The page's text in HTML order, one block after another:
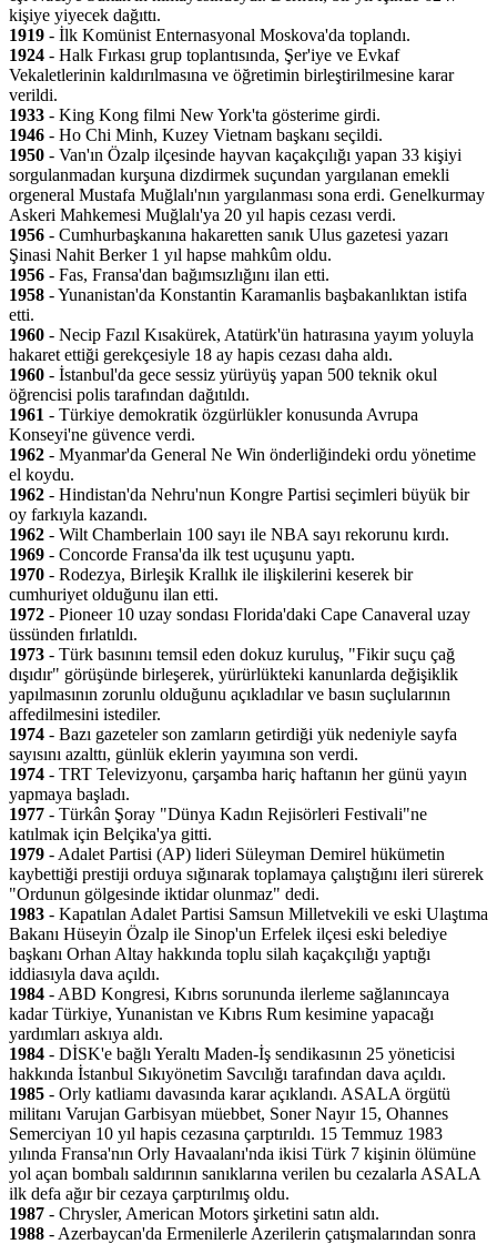
kişiye yiyecek dağıttı.
1919 - İlk Komünist Enternasyonal Moskova'da toplandı.
1924 - Halk Fırkası grup toplantısında, Şer'iye ve Evkaf
Vekaletlerinin kaldırılmasına ve öğretimin birleştirilmesine karar
verildi.
1933 - King Kong filmi New York'ta gösterime girdi.
1946 - Ho Chi Minh, Kuzey Vietnam başkanı seçildi.
1950 - Van'ın Özalp ilçesinde hayvan kaçakçılığı yapan 33 kişiyi
sorgulanmadan kurşuna dizdirmek suçundan yargılanan emekli
orgeneral Mustafa Muğlalı'nın yargılanması sona erdi. Genelkurmay
Askeri Mahkemesi Muğlalı'ya 20 yıl hapis cezası verdi.
1956 - Cumhurbaşkanına hakaretten sanık Ulus gazetesi yazarı
Şinasi Nahit Berker 1 yıl hapse mahkûm oldu.
1956 - Fas, Fransa'dan bağımsızlığını ilan etti.
1958 - Yunanistan'da Konstantin Karamanlis başbakanlıktan istifa
etti.
1960 - Necip Fazıl Kısakürek, Atatürk'ün hatırasına yayım yoluyla
hakaret ettiği gerekçesiyle 18 ay hapis cezası daha aldı.
1960 - İstanbul'da gece sessiz yürüyüş yapan 500 teknik okul
öğrencisi polis tarafından dağıtıldı.
1961 - Türkiye demokratik özgürlükler konusunda Avrupa
Konseyi'ne güvence verdi.
1962 - Myanmar'da General Ne Win önderliğindeki ordu yönetime
el koydu.
1962 - Hindistan'da Nehru'nun Kongre Partisi seçimleri büyük bir
oy farkıyla kazandı.
1962 - Wilt Chamberlain 100 sayı ile NBA sayı rekorunu kırdı.
1969 - Concorde Fransa'da ilk test uçuşunu yaptı.
1970 - Rodezya, Birleşik Krallık ile ilişkilerini keserek bir
cumhuriyet olduğunu ilan etti.
1972 - Pioneer 10 uzay sondası Florida'daki Cape Canaveral uzay
üssünden fırlatıldı.
1973 - Türk basınını temsil eden dokuz kuruluş, "Fikir suçu çağ
dışıdır" görüşünde birleşerek, yürürlükteki kanunlarda değişiklik
yapılmasının zorunlu olduğunu açıkladılar ve basın suçlularının
affedilmesini istediler.
1974 - Bazı gazeteler son zamların getirdiği yük nedeniyle sayfa
sayısını azalttı, günlük eklerin yayımına son verdi.
1974 - TRT Televizyonu, çarşamba hariç haftanın her günü yayın
yapmaya başladı.
1977 - Türkân Şoray "Dünya Kadın Rejisörleri Festivali"ne
katılmak için Belçika'ya gitti.
1979 - Adalet Partisi (AP) lideri Süleyman Demirel hükümetin
kaybettiği prestiji orduya sığınarak toplamaya çalıştığını ileri sürerek
"Ordunun gölgesinde iktidar olunmaz" dedi.
1983 - Kapatılan Adalet Partisi Samsun Milletvekili ve eski Ulaştıma
Bakanı Hüseyin Özalp ile Sinop'un Erfelek ilçesi eski belediye
başkanı Orhan Altay hakkında toplu silah kaçakçılığı yaptığı
iddiasıyla dava açıldı.
1984 - ABD Kongresi, Kıbrıs sorununda ilerleme sağlanıncaya
kadar Türkiye, Yunanistan ve Kıbrıs Rum kesimine yapacağı
yardımları askıya aldı.
1984 - DİSK'e bağlı Yeraltı Maden-İş sendikasının 25 yöneticisi
hakkında İstanbul Sıkıyönetim Savcılığı tarafından dava açıldı.
1985 - Orly katliamı davasında karar açıklandı. ASALA örgütü
militanı Varujan Garbisyan müebbet, Soner Nayır 15, Ohannes
Semerciyan 10 yıl hapis cezasına çarptırıldı. 15 Temmuz 1983
yılında Fransa'nın Orly Havaalanı'nda ikisi Türk 7 kişinin ölümüne
yol açan bombalı saldırının sanıklarına verilen bu cezalarla ASALA
ilk defa ağır bir cezaya çarptırılmış oldu.
1987 - Chrysler, American Motors şirketini satın aldı.
1988 - Azerbaycan'da Ermenilerle Azerilerin çatışmalarından sonra